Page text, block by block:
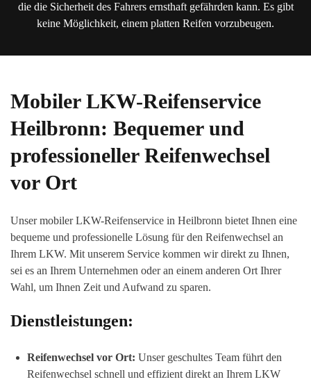
die die Sicherheit des Fahrers ernsthaft gefährden kann. Es gibt
keine Möglichkeit, einem platten Reifen vorzubeugen.
Mobiler LKW-Reifenservice
Heilbronn: Bequemer und
professioneller Reifenwechsel
vor Ort
Unser mobiler LKW-Reifenservice in Heilbronn bietet Ihnen eine
bequeme und professionelle Lösung für den Reifenwechsel an
Ihrem LKW. Mit unserem Service kommen wir direkt zu Ihnen,
sei es an Ihrem Unternehmen oder an einem anderen Ort Ihrer
Wahl, um Ihnen Zeit und Aufwand zu sparen.
Dienstleistungen:
Reifenwechsel vor Ort: Unser geschultes Team führt den
Reifenwechsel schnell und effizient direkt an Ihrem LKW